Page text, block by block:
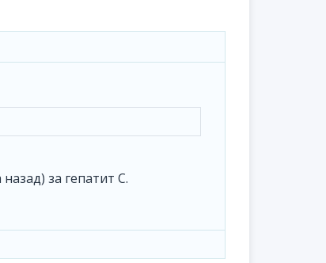
за гепатит С.